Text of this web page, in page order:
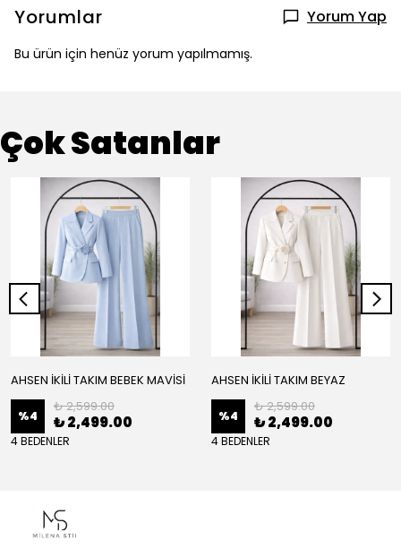
Yorumlar Yorum Yap
Bu ürün için henüz yorum yapılmamış.
Çok Satanlar
AHSEN İKİLİ TAKIM BEBEK MAVİSİ
%4
₺ 2,599.00
₺ 2,499.00
4 BEDENLER
AHSEN İKİLİ TAKIM BEYAZ
%4
₺ 2,599.00
₺ 2,499.00
4 BEDENLER